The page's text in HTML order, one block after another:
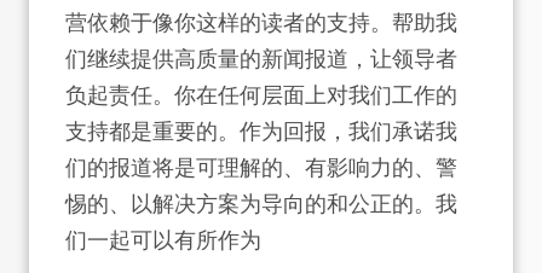
营依赖于像你这样的读者的支持。帮助我
们继续提供高质量的新闻报道，让领导者
负起责任。你在任何层面上对我们工作的
支持都是重要的。作为回报，我们承诺我
们的报道将是可理解的、有影响力的、警
惕的、以解决方案为导向的和公正的。我
们一起可以有所作为